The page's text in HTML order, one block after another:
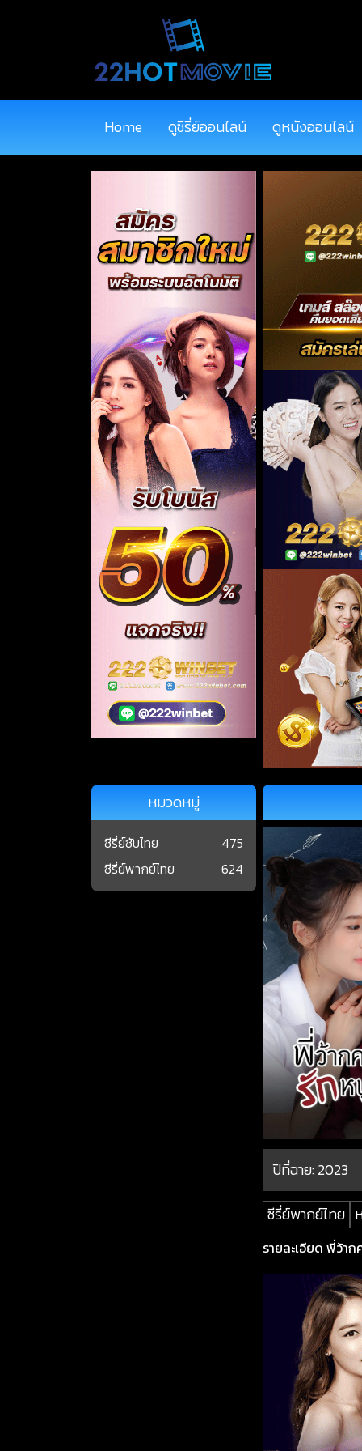
Home ดูซีรี่ย์ออนไลน์ ดูหนังออนไลน์
ปีที่ฉาย:2023
ซีรี่ย์พากย์ไทย
รายละเอียด พี่ว้า
หมวดหมู่
ซีรี่ย์ซับไทย
475
ซีรี่ย์พากย์ไทย
624